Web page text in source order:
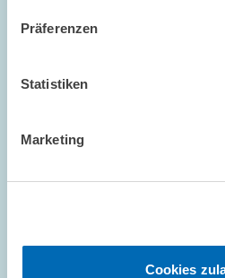
Präferenzen
Statistiken
Marketing
Cookies
Maßnahmen springt die
ihnen dürften keine positiven…
PRESSE UND REDAKTION
Stellungnahme zur
Unternehmenssteuerreform 1999,